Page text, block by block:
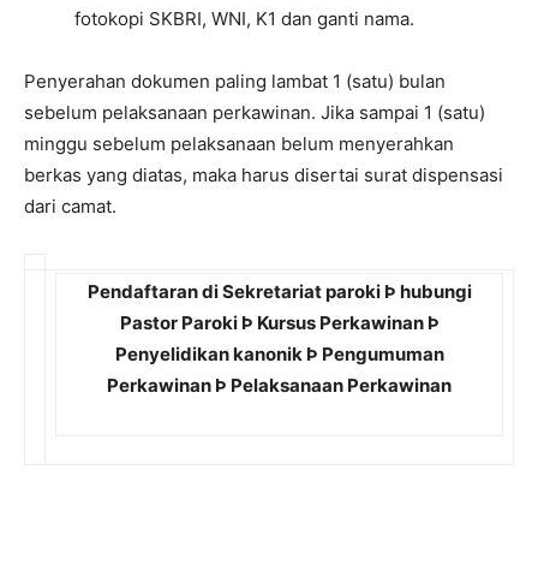
fotokopi SKBRI, WNI, K1 dan ganti nama.
Penyerahan dokumen paling lambat 1 (satu) bulan
sebelum pelaksanaan perkawinan. Jika sampai 1 (satu)
minggu sebelum pelaksanaan belum menyerahkan
berkas yang diatas, maka harus disertai surat dispensasi
dari camat.
Pendaftaran di Sekretariat paroki Þ hubungi
Pastor Paroki Þ Kursus Perkawinan Þ
Penyelidikan kanonik Þ Pengumuman
Perkawinan Þ Pelaksanaan Perkawinan